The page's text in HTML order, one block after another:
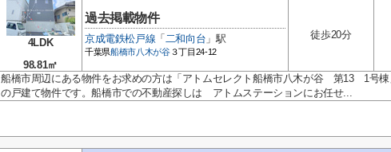
4LDK
98.81㎡
過去掲載物件
京成電鉄松戸線 「 二和向台 」駅
千葉県船橋市八木が谷３丁目24-12
徒歩20分
船橋市周辺にある物件をお求めの方は「アトムセレクト船橋市八木が谷 第13 1号棟
の戸建て物件です。船橋市での不動産探しは アトムステーションにお任せ...